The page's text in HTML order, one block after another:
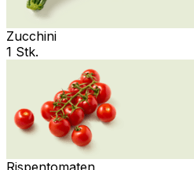
Zucchini
1 Stk.
Rispentomaten